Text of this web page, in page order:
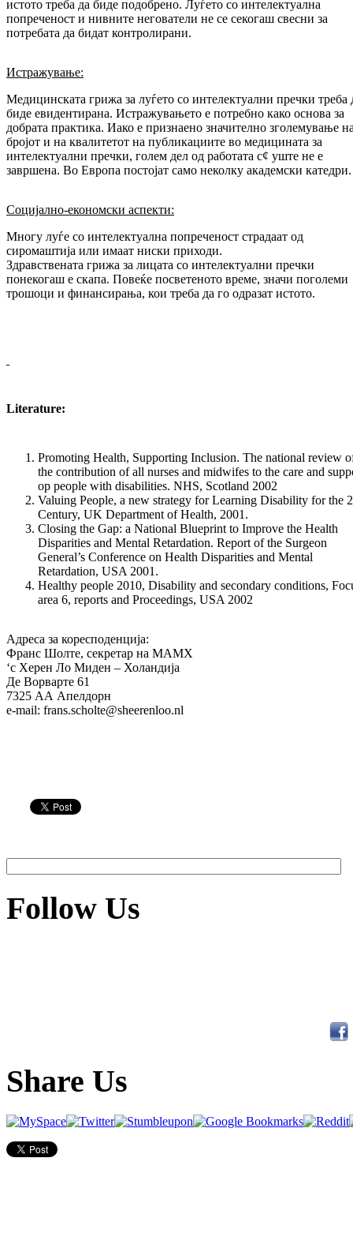
истото треба да биде подобрено. Луѓето со интелектуална
попреченост и нивните негователи не се секогаш свесни за
потребата да бидат контролирани.
Истражување:
Медицинската грижа за луѓето со интелектуални пречки треба
биде евидентирана. Истражувањето е потребно како основа за
добрата практика. Иако е признаено значително зголемување
бројот и на квалитетот на публикациите во медицината за
интелектуални пречки, голем дел од работата с¢ уште не е
завршена. Во Европа постојат само неколку академски катедри.
Социјално-економски аспекти:
Многу луѓе со интелектуална попреченост страдаат од
сиромаштија или имаат ниски приходи.
Здравствената грижа за лицата со интелектуални пречки
понекогаш е скапа. Повеќе посветеното време, значи поголеми
трошоци и финансирања, кои треба да го одразат истото.
Literature:
Promoting Health, Supporting Inclusion. The national review
the contribution of all nurses and midwifes to the care and
op people with disabilities. NHS, Scotland 2002
Valuing People, a new strategy for Learning Disability for the
Century, UK Department of Health, 2001.
Closing the Gap: a National Blueprint to Improve the Health
Disparities and Mental Retardation. Report of the Surgeon
General’s Conference on Health Disparities and Mental
Retardation, USA 2001.
Healthy people 2010, Disability and secondary conditions,
area 6, reports and Proceedings, USA 2002
Адреса за коресподенција:
Франс Шолте, секретар на МАМХ
‘с Херен Ло Миден – Холандија
Де Ворварте 61
7325 АА Апелдорн
e-mail: frans.scholte@sheerenloo.nl
Follow Us
Share Us